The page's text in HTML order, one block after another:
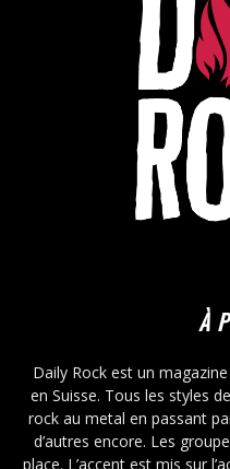
À
Daily Rock est un
en Suisse. Tous les styles
rock au metal en passant
d’autres encore. Les
place. L’accent est mis sur